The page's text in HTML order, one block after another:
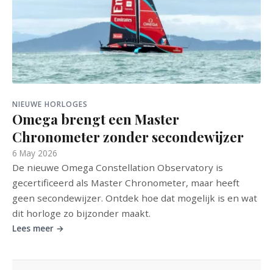
NIEUWE HORLOGES
Omega brengt een Master
Chronometer zonder secondewijzer
6 May 2026
De nieuwe Omega Constellation Observatory is
gecertificeerd als Master Chronometer, maar heeft
geen secondewijzer. Ontdek hoe dat mogelijk is en wat
dit horloge zo bijzonder maakt.
Lees meer →